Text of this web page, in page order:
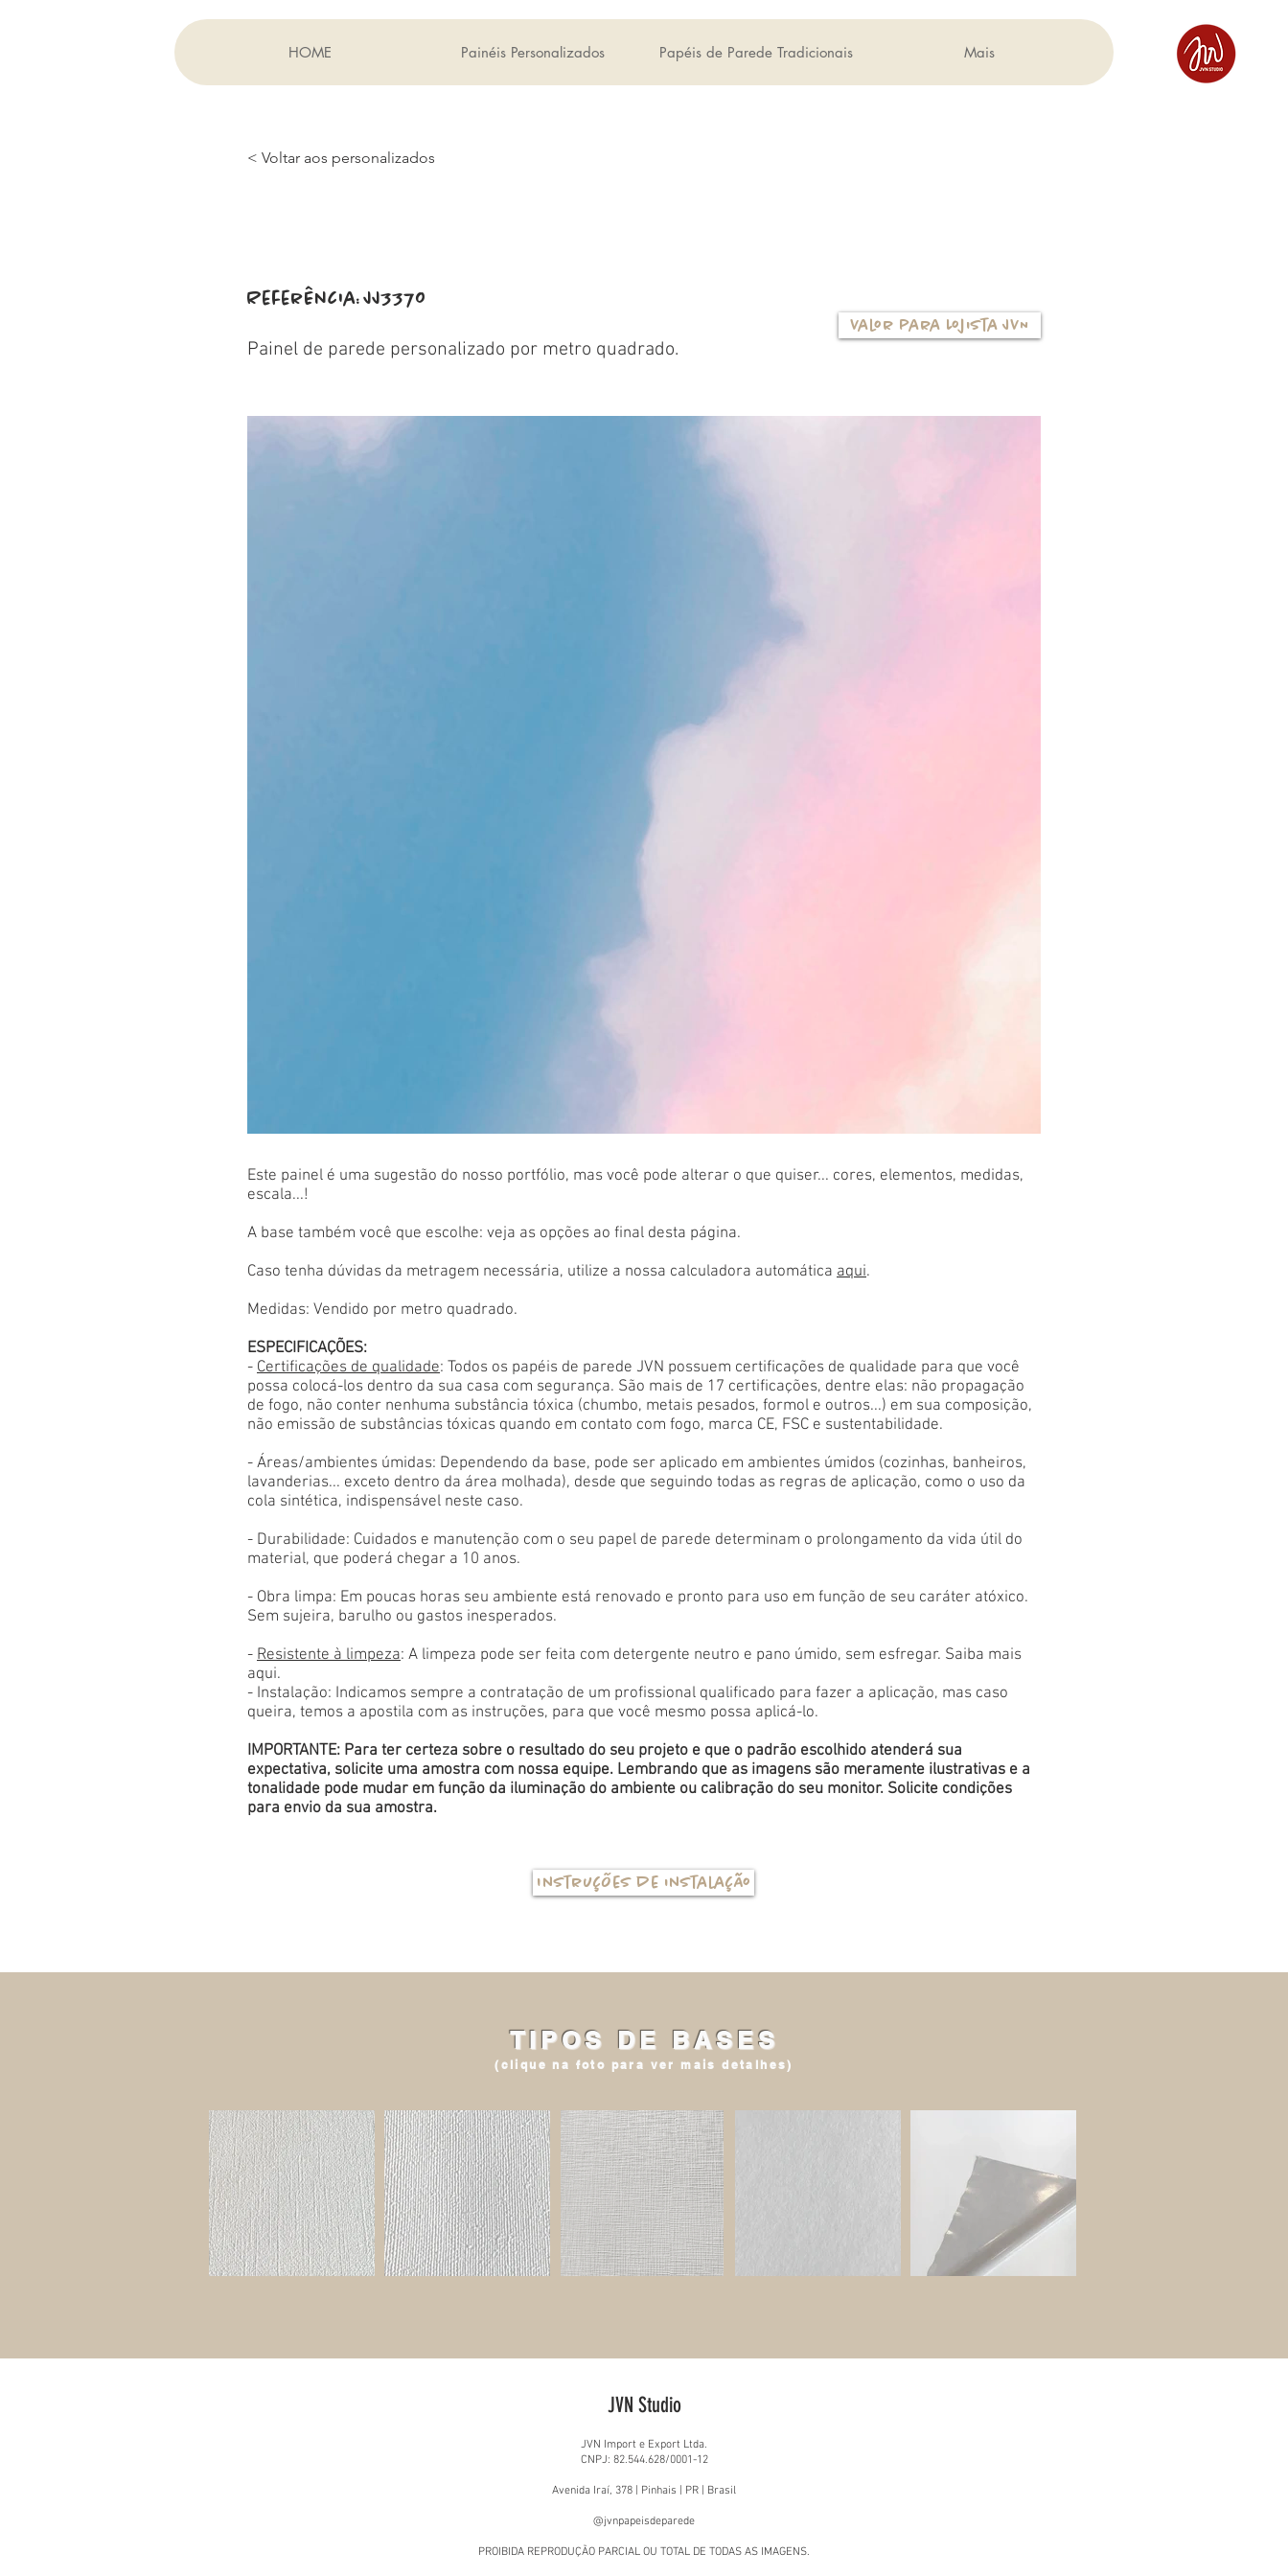
HOME Painéis Personalizados Papéis de Parede Tradicionais Mais
< Voltar aos personalizados
Referência: JJ3370
Painel de parede personalizado por metro quadrado.
Valor para Lojista JVN
Este painel é uma sugestão do nosso portfólio, mas você pode alterar o que quiser... cores, elementos, medidas,
escala...!
A base também você que escolhe: veja as opções ao final desta página.
Caso tenha dúvidas da metragem necessária, utilize a nossa calculadora automática aqui.
Medidas: Vendido por metro quadrado.
ESPECIFICAÇÕES:
- Certificações de qualidade: Todos os papéis de parede JVN possuem certificações de qualidade para que você
possa colocá-los dentro da sua casa com segurança. São mais de 17 certificações, dentre elas: não propagação
de fogo, não conter nenhuma substância tóxica (chumbo, metais pesados, formol e outros...) em sua composição,
não emissão de substâncias tóxicas quando em contato com fogo, marca CE, FSC e sustentabilidade.
- Áreas/ambientes úmidas: Dependendo da base, pode ser aplicado em ambientes úmidos (cozinhas, banheiros,
lavanderias... exceto dentro da área molhada), desde que seguindo todas as regras de aplicação, como o uso da
cola sintética, indispensável neste caso.
- Durabilidade: Cuidados e manutenção com o seu papel de parede determinam o prolongamento da vida útil do
material, que poderá chegar a 10 anos.
- Obra limpa: Em poucas horas seu ambiente está renovado e pronto para uso em função de seu caráter atóxico.
Sem sujeira, barulho ou gastos inesperados.
- Resistente à limpeza: A limpeza pode ser feita com detergente neutro e pano úmido, sem esfregar. Saiba mais
aqui.
- Instalação: Indicamos sempre a contratação de um profissional qualificado para fazer a aplicação, mas caso
queira, temos a apostila com as instruções, para que você mesmo possa aplicá-lo.
IMPORTANTE: Para ter certeza sobre o resultado do seu projeto e que o padrão escolhido atenderá sua
expectativa, solicite uma amostra com nossa equipe. Lembrando que as imagens são meramente ilustrativas e a
tonalidade pode mudar em função da iluminação do ambiente ou calibração do seu monitor. Solicite condições
para envio da sua amostra.
Instruções de instalação
TIPOS DE BASES
(clique na foto para ver mais detalhes)
JVN Studio
JVN Import e Export Ltda.
CNPJ: 82.544.628/0001-12
Avenida Iraí, 378 | Pinhais | PR | Brasil
@jvnpapeisdeparede
PROIBIDA REPRODUÇÃO PARCIAL OU TOTAL DE TODAS AS IMAGENS.